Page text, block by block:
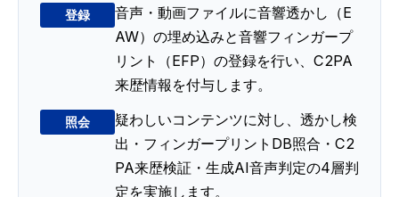
登録
音声・動画ファイルに音響透かし（E
AW）の埋め込みと音響フィンガープ
リント（EFP）の登録を行い、C2PA
来歴情報を付与します。
照会
疑わしいコンテンツに対し、透かし検
出・フィンガープリントDB照合・C2
PA来歴検証・生成AI音声判定の4層判
定を実施します。